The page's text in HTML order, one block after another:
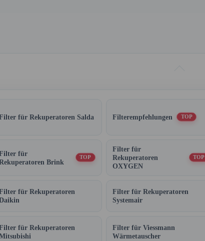
für Rekuperatoren Salda Filterempfehlungen TOP
für
Brink
TOP
Filter für
Rekuperatoren
OXYGEN
TOP
für Rekuperatoren
Filter für Rekuperatoren
Systemair
für Rekuperatoren
Filter für Viessmann
Wärmetauscher